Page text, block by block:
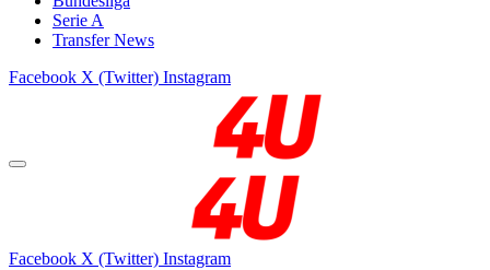
Serie A
Transfer News
Facebook X (Twitter) Instagram
Facebook X (Twitter) Instagram